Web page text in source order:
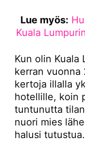
Lue myös:
Kuala
Kun olin Kuala
kerran vuonna
kertoja illalla
hotellille, koin
tuntunutta
nuori mies
halusi tutustua.